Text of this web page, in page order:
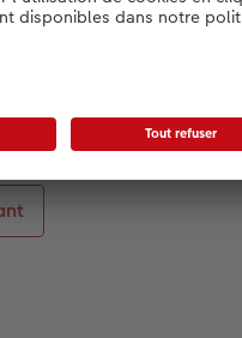
la liberté créative.
PHOTO CEWE.